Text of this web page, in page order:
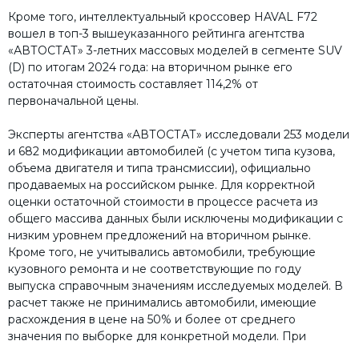
Кроме того, интеллектуальный кроссовер HAVAL F72
вошел в топ-3 вышеуказанного рейтинга агентства
«АВТОСТАТ» 3-летних массовых моделей в сегменте SUV
(D) по итогам 2024 года: на вторичном рынке его
остаточная стоимость составляет 114,2% от
первоначальной цены.
Эксперты агентства «АВТОСТАТ» исследовали 253 модели
и 682 модификации автомобилей (с учетом типа кузова,
объема двигателя и типа трансмиссии), официально
продаваемых на российском рынке. Для корректной
оценки остаточной стоимости в процессе расчета из
общего массива данных были исключены модификации с
низким уровнем предложений на вторичном рынке.
Кроме того, не учитывались автомобили, требующие
кузовного ремонта и не соответствующие по году
выпуска справочным значениям исследуемых моделей. В
расчет также не принимались автомобили, имеющие
расхождения в цене на 50% и более от среднего
значения по выборке для конкретной модели. При